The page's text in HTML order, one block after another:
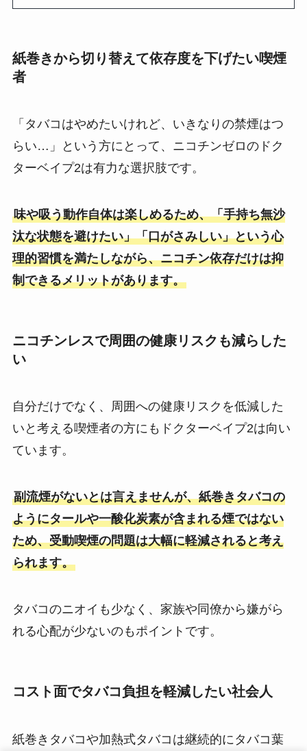
紙巻きから切り替えて依存度を下げたい喫煙
者
「タバコはやめたいけれど、いきなりの禁煙はつ
らい…」という方にとって、ニコチンゼロのドク
ターベイプ2は有力な選択肢です。
味や吸う動作自体は楽しめるため、「手持ち無沙
汰な状態を避けたい」「口がさみしい」という心
理的習慣を満たしながら、ニコチン依存だけは抑
制できるメリットがあります。
ニコチンレスで周囲の健康リスクも減らした
い
自分だけでなく、周囲への健康リスクを低減した
いと考える喫煙者の方にもドクターベイプ2は向い
ています。
副流煙がないとは言えませんが、紙巻きタバコの
ようにタールや一酸化炭素が含まれる煙ではない
ため、受動喫煙の問題は大幅に軽減されると考え
られます。
タバコのニオイも少なく、家族や同僚から嫌がら
れる心配が少ないのもポイントです。
コスト面でタバコ負担を軽減したい社会人
紙巻きタバコや加熱式タバコは継続的にタバコ葉